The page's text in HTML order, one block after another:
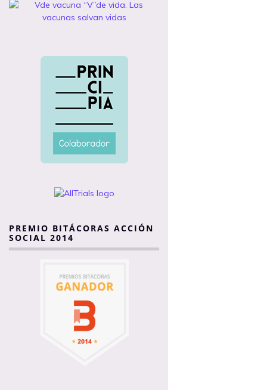
PREMIO BITÁCORAS ACCIÓN
SOCIAL 2014